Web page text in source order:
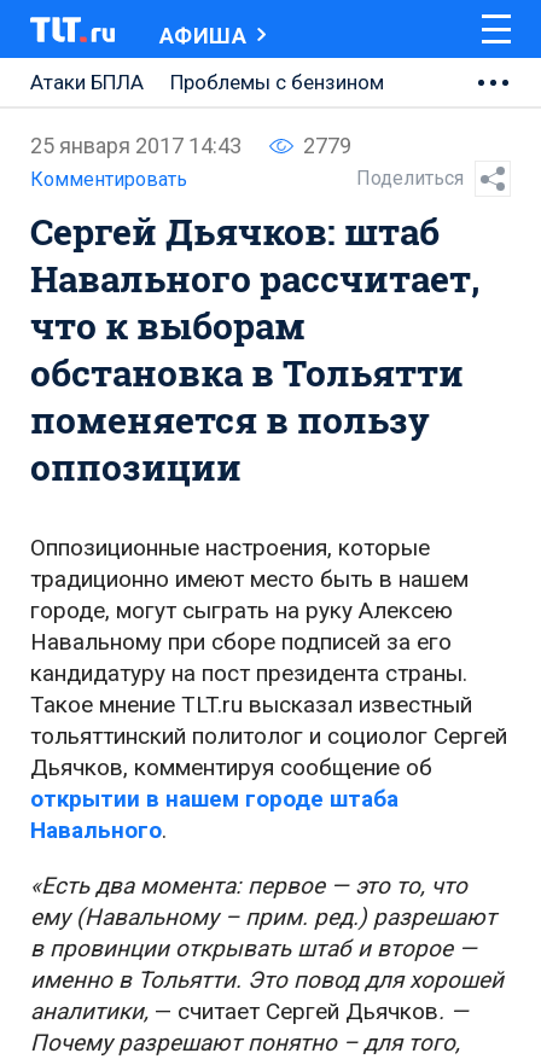
АФИША
Атаки БПЛА
Проблемы с бензином
Ремонт Центральной площади
Ремонт Обводного шоссе
Набережная Тольятти
Неделя Тольятти
25 января 2017 14:43 2779
Комментировать Поделиться
Сергей Дьячков: штаб
Навального рассчитает,
что к выборам
обстановка в Тольятти
поменяется в пользу
оппозиции
Оппозиционные настроения, которые
традиционно имеют место быть в нашем
городе, могут сыграть на руку Алексею
Навальному при сборе подписей за его
кандидатуру на пост президента страны.
Такое мнение TLT.ru высказал известный
тольяттинский политолог и социолог Сергей
Дьячков, комментируя сообщение об
открытии в нашем городе штаба
Навального.
«Есть два момента: первое — это то, что
ему (Навальному – прим. ред.) разрешают
в провинции открывать штаб и второе —
именно в Тольятти. Это повод для хорошей
аналитики, — считает Сергей Дьячков. —
Почему разрешают понятно – для того,